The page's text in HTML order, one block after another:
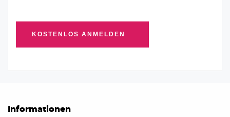
Informationen